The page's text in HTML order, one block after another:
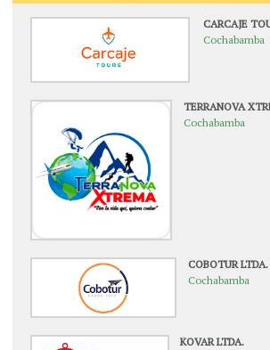
CARCAJE
Cochabamba
TERRANOVA
Cochabamba
COBOTUR LTDA.
Cochabamba
KOVAR LTDA.